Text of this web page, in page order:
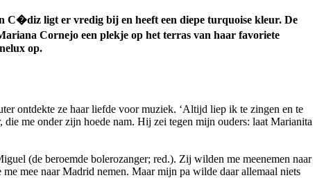
ligt er vredig bij en heeft een diepe turquoise kleur. De
Cornejo een plekje op het terras van haar favoriete
op.
ontdekte ze haar liefde voor muziek. ‘Altijd liep ik te zingen en te
me onder zijn hoede nam. Hij zei tegen mijn ouders: laat Marianita
(de beroemde bolerozanger; red.). Zij wilden me meenemen naar
mee naar Madrid nemen. Maar mijn pa wilde daar allemaal niets